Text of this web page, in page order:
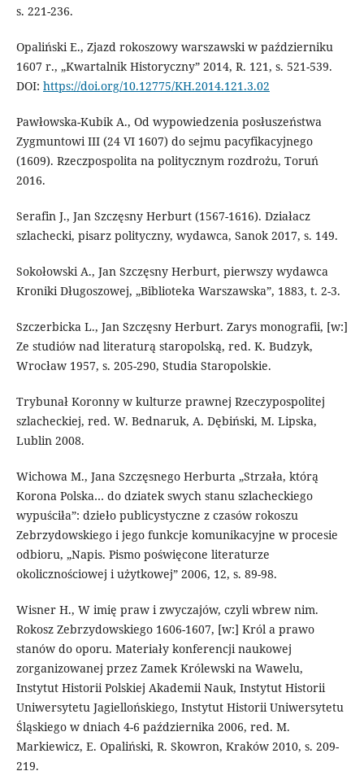
s. 221-236.
Opaliński E., Zjazd rokoszowy warszawski w październiku
1607 r., „Kwartalnik Historyczny” 2014, R. 121, s. 521-539.
DOI: https://doi.org/10.12775/KH.2014.121.3.02
Pawłowska-Kubik A., Od wypowiedzenia posłuszeństwa
Zygmuntowi III (24 VI 1607) do sejmu pacyfikacyjnego
(1609). Rzeczpospolita na politycznym rozdrożu, Toruń
2016.
Serafin J., Jan Szczęsny Herburt (1567-1616). Działacz
szlachecki, pisarz polityczny, wydawca, Sanok 2017, s. 149.
Sokołowski A., Jan Szczęsny Herburt, pierwszy wydawca
Kroniki Długoszowej, „Biblioteka Warszawska”, 1883, t. 2-3.
Szczerbicka L., Jan Szczęsny Herburt. Zarys monografii, [w:]
Ze studiów nad literaturą staropolską, red. K. Budzyk,
Wrocław 1957, s. 205-290, Studia Staropolskie.
Trybunał Koronny w kulturze prawnej Rzeczypospolitej
szlacheckiej, red. W. Bednaruk, A. Dębiński, M. Lipska,
Lublin 2008.
Wichowa M., Jana Szczęsnego Herburta „Strzała, którą
Korona Polska… do dziatek swych stanu szlacheckiego
wypuściła”: dzieło publicystyczne z czasów rokoszu
Zebrzydowskiego i jego funkcje komunikacyjne w procesie
odbioru, „Napis. Pismo poświęcone literaturze
okolicznościowej i użytkowej” 2006, 12, s. 89-98.
Wisner H., W imię praw i zwyczajów, czyli wbrew nim.
Rokosz Zebrzydowskiego 1606-1607, [w:] Król a prawo
stanów do oporu. Materiały konferencji naukowej
zorganizowanej przez Zamek Królewski na Wawelu,
Instytut Historii Polskiej Akademii Nauk, Instytut Historii
Uniwersytetu Jagiellońskiego, Instytut Historii Uniwersytetu
Śląskiego w dniach 4-6 października 2006, red. M.
Markiewicz, E. Opaliński, R. Skowron, Kraków 2010, s. 209-
219.